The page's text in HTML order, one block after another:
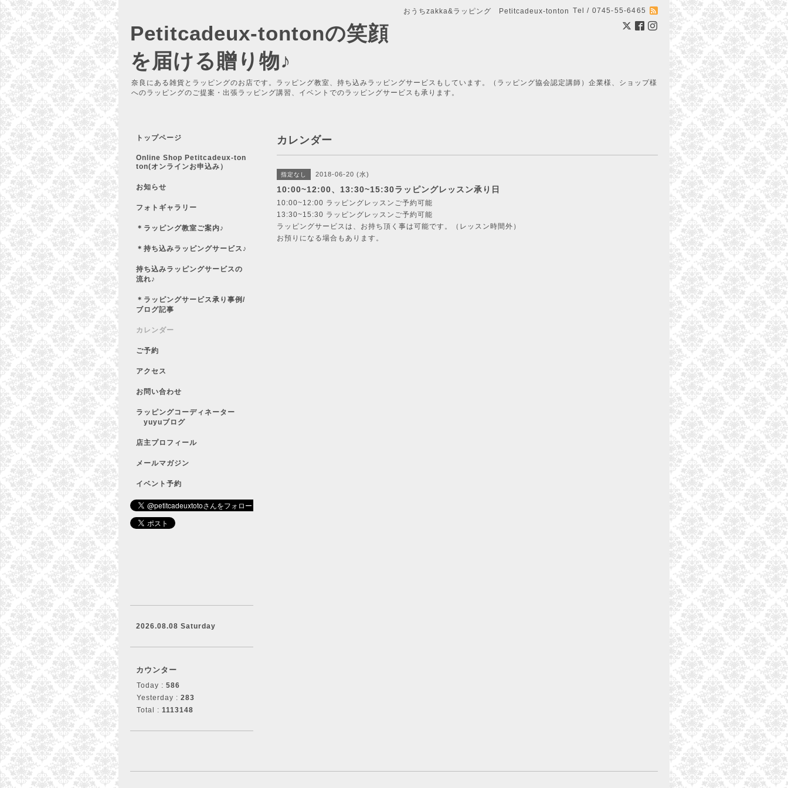
おうちzakka&ラッピング Petitcadeux-tonton Tel / 0745-55-6465
Petitcadeux-tontonの笑顔
を届ける贈り物♪
奈良にある雑貨とラッピングのお店です。ラッピング教室、持ち込みラッピングサービスもしています。（ラッピング協会認定講師）企業様、ショップ様
へのラッピングのご提案・出張ラッピング講習、イベントでのラッピングサービスも承ります。
カレンダー
指定なし 2018-06-20 (水)
10:00~12:00、13:30~15:30ラッピングレッスン承り日
10:00~12:00 ラッピングレッスンご予約可能
13:30~15:30 ラッピングレッスンご予約可能
ラッピングサービスは、お持ち頂く事は可能です。（レッスン時間外）
お預りになる場合もあります。
トップページ
Online Shop Petitcadeux-ton
ton(オンラインお申込み）
お知らせ
フォトギャラリー
＊ラッピング教室ご案内♪
＊持ち込みラッピングサービス♪
持ち込みラッピングサービスの
流れ♪
＊ラッピングサービス承り事例/
ブログ記事
カレンダー
ご予約
アクセス
お問い合わせ
ラッピングコーディネーター
yuyuブログ
店主プロフィール
メールマガジン
イベント予約
2026.08.08 Saturday
カウンター
Today : 586
Yesterday : 283
Total : 1113148